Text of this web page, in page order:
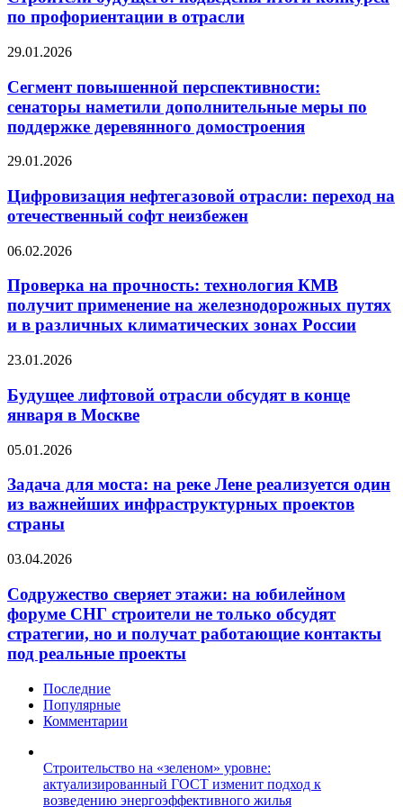
итоги
конкурса
профориентации
отрасли
по профориентации в отрасли
Сегмент
перспективности:
сенаторы
наметили
дополнительные
по
деревянного
домостроения
29.01.2026
Сегмент повышенной перспективности:
сенаторы наметили дополнительные меры по
поддержке деревянного домостроения
Цифровизация
отрасли:
переход
на
софт
29.01.2026
Цифровизация нефтегазовой отрасли: переход на
отечественный софт неизбежен
Проверка
прочность:
технология
КМВ
получит
на
путях
и
различных
зонах
России
06.02.2026
Проверка на прочность: технология КМВ
получит применение на железнодорожных путях
и в различных климатических зонах России
Будущее
отрасли
обсудят
в
января
Москве
23.01.2026
Будущее лифтовой отрасли обсудят в конце
января в Москве
Задача
моста:
реке
Лене
один
важнейших
инфраструктурных
проектов
страны
05.01.2026
Задача для моста: на реке Лене реализуется один
из важнейших инфраструктурных проектов
страны
Содружество
этажи:
на
юбилейном
форуме
СНГ
только
обсудят
получат
работающие
03.04.2026
Содружество сверяет этажи: на юбилейном
форуме СНГ строители не только обсудят
стратегии, но и получат работающие контакты
под реальные проекты
Последние
Популярные
Комментарии
Строительство на «зеленом» уровне:
актуализированный ГОСТ изменит подход к
возведению энергоэффективного жилья